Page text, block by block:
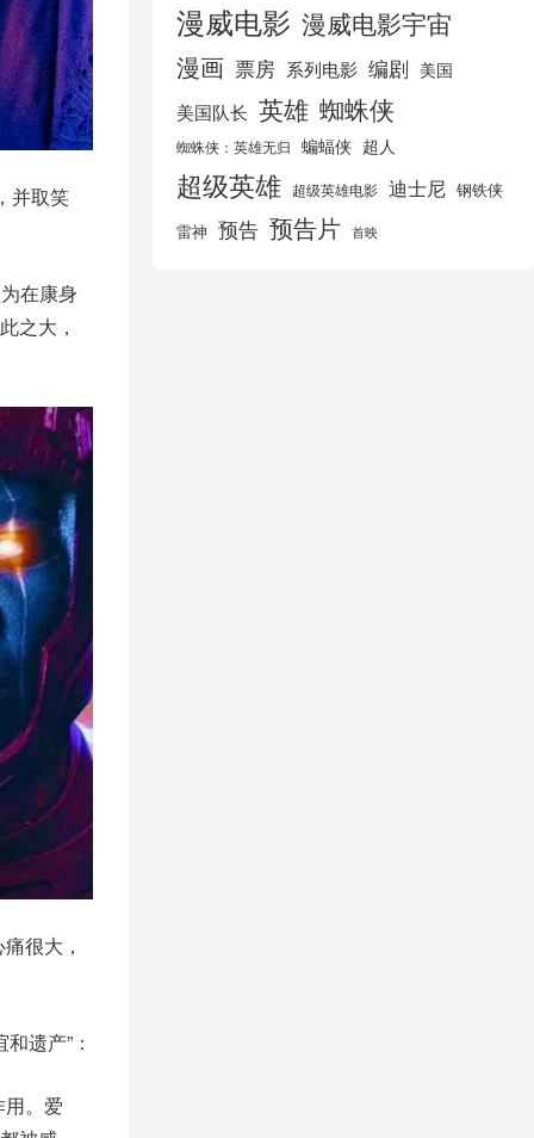
并取笑
在康身
之大，
很大，
遗产”：
。爱
漫威电影 漫威电影宇宙
漫画 票房 系列电影 编剧 美国
美国队长 英雄 蜘蛛侠
蜘蛛侠：英雄无归 蝙蝠侠 超人
超级英雄 超级英雄电影 迪士尼 钢铁侠
雷神 预告 预告片 首映